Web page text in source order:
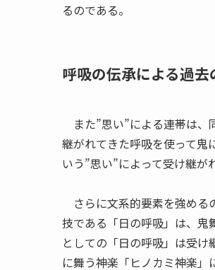
るのである。
呼吸の伝承による過
また”思い”による連帯は、
継がれてきた呼吸を使って鬼
いう”思い”によって受け継が
さらに文系的要素を強める
技である「日の呼吸」は、鬼
としての「日の呼吸」は受
に舞う神楽「ヒノカミ神楽」